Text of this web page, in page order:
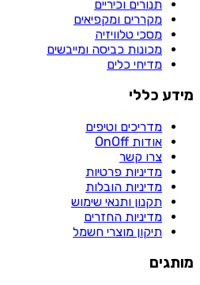
תנורים וכיריים
מקררים ומקפיאים
מסכי טלוויזיה
מכונות כביסה ומייבשים
מדיחי כלים
מידע כללי
מדריכים וטיפים
אודות OnOff
צרו קשר
מדיניות פרטיות
מדיניות הובלות
תקנון ותנאי שימוש
מדיניות החזרים
תיקון מוצרי חשמל
מותגים